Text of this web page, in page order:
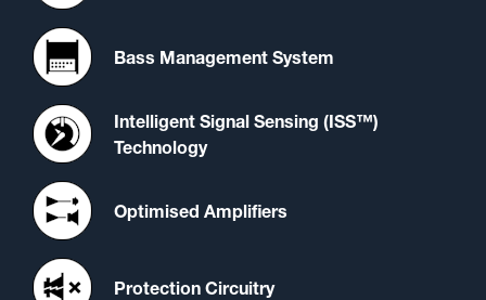
Bass Management System
Intelligent Signal Sensing (ISS™)
Technology
Optimised Amplifiers
Protection Circuitry